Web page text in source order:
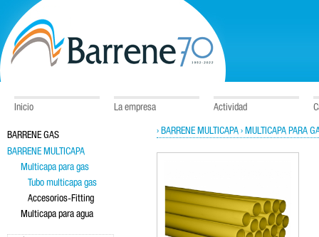
Inicio La empresa Actividad
BARRENE GAS
BARRENE MULTICAPA
Multicapa para gas
Tubo multicapa gas
Accesorios-Fitting
Multicapa para agua
› BARRENE MULTICAPA › MULTICAPA PARA